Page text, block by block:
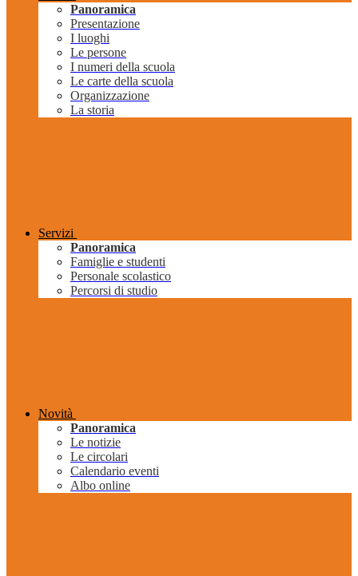
Panoramica
Presentazione
I luoghi
Le persone
I numeri della scuola
Le carte della scuola
Organizzazione
La storia
Servizi
Panoramica
Famiglie e studenti
Personale scolastico
Percorsi di studio
Novità
Panoramica
Le notizie
Le circolari
Calendario eventi
Albo online